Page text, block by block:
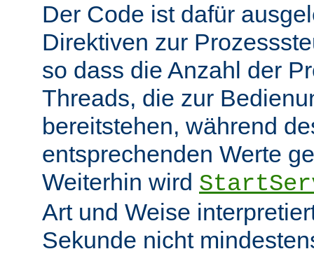
Der Code ist dafür
Direktiven zur
so dass die Anzahl der
Threads, die zur
bereitstehen, während
entsprechenden Werte
Weiterhin wird
Art und Weise
Sekunde nicht